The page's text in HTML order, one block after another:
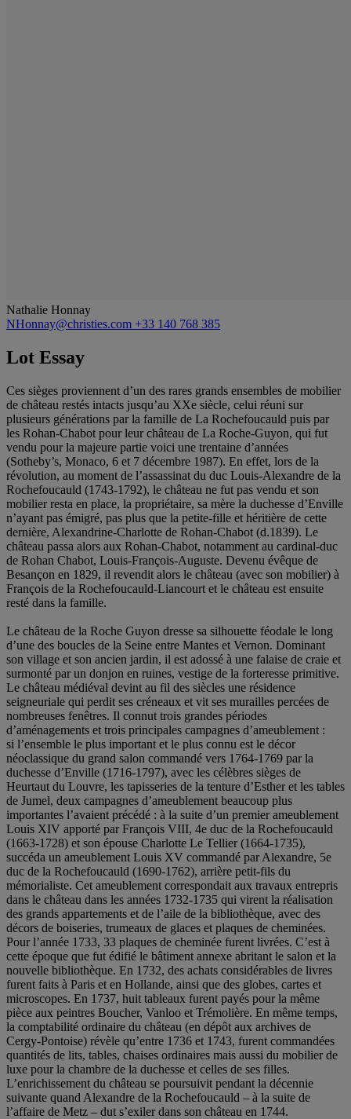
Nathalie Honnay
NHonnay@christies.com +33 140 768 385
Lot Essay
Ces sièges proviennent d’un des rares grands ensembles de mobilier
de château restés intacts jusqu’au XXe siècle, celui réuni sur
plusieurs générations par la famille de La Rochefoucauld puis par
les Rohan-Chabot pour leur château de La Roche-Guyon, qui fut
vendu pour la majeure partie voici une trentaine d’années
(Sotheby’s, Monaco, 6 et 7 décembre 1987). En effet, lors de la
révolution, au moment de l’assassinat du duc Louis-Alexandre de la
Rochefoucauld (1743-1792), le château ne fut pas vendu et son
mobilier resta en place, la propriétaire, sa mère la duchesse d’Enville
n’ayant pas émigré, pas plus que la petite-fille et héritière de cette
dernière, Alexandrine-Charlotte de Rohan-Chabot (d.1839). Le
château passa alors aux Rohan-Chabot, notamment au cardinal-duc
de Rohan Chabot, Louis-François-Auguste. Devenu évêque de
Besançon en 1829, il revendit alors le château (avec son mobilier) à
François de la Rochefoucauld-Liancourt et le château est ensuite
resté dans la famille.
Le château de la Roche Guyon dresse sa silhouette féodale le long
d’une des boucles de la Seine entre Mantes et Vernon. Dominant
son village et son ancien jardin, il est adossé à une falaise de craie et
surmonté par un donjon en ruines, vestige de la forteresse primitive.
Le château médiéval devint au fil des siècles une résidence
seigneuriale qui perdit ses créneaux et vit ses murailles percées de
nombreuses fenêtres. Il connut trois grandes périodes
d’aménagements et trois principales campagnes d’ameublement :
si l’ensemble le plus important et le plus connu est le décor
néoclassique du grand salon commandé vers 1764-1769 par la
duchesse d’Enville (1716-1797), avec les célèbres sièges de
Heurtaut du Louvre, les tapisseries de la tenture d’Esther et les tables
de Jumel, deux campagnes d’ameublement beaucoup plus
importantes l’avaient précédé : à la suite d’un premier ameublement
Louis XIV apporté par François VIII, 4e duc de la Rochefoucauld
(1663-1728) et son épouse Charlotte Le Tellier (1664-1735),
succéda un ameublement Louis XV commandé par Alexandre, 5e
duc de la Rochefoucauld (1690-1762), arrière petit-fils du
mémorialiste. Cet ameublement correspondait aux travaux entrepris
dans le château dans les années 1732-1735 qui virent la réalisation
des grands appartements et de l’aile de la bibliothèque, avec des
décors de boiseries, trumeaux de glaces et plaques de cheminées.
Pour l’année 1733, 33 plaques de cheminée furent livrées. C’est à
cette époque que fut édifié le bâtiment annexe abritant le salon et la
nouvelle bibliothèque. En 1732, des achats considérables de livres
furent faits à Paris et en Hollande, ainsi que des globes, cartes et
microscopes. En 1737, huit tableaux furent payés pour la même
pièce aux peintres Boucher, Vanloo et Trémolière. En même temps,
la comptabilité ordinaire du château (en dépôt aux archives de
Cergy-Pontoise) révèle qu’entre 1736 et 1743, furent commandées
quantités de lits, tables, chaises ordinaires mais aussi du mobilier de
luxe pour la chambre de la duchesse et celles de ses filles.
L’enrichissement du château se poursuivit pendant la décennie
suivante quand Alexandre de la Rochefoucauld – à la suite de
l’affaire de Metz – dut s’exiler dans son château en 1744.